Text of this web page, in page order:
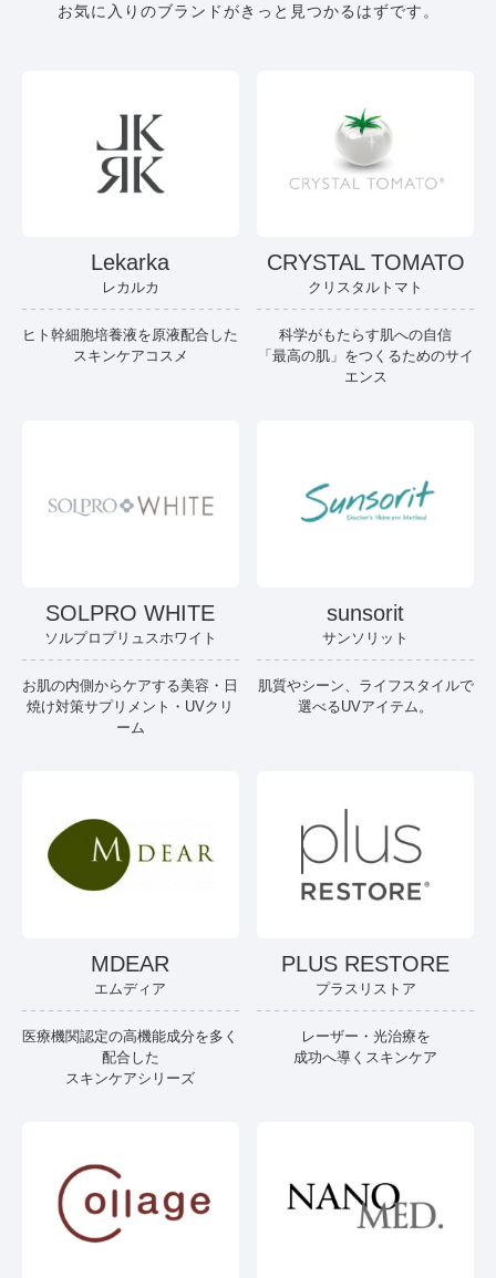
お気に入りのブランドがきっと見つかるはずです。
Lekarka
レカルカ
ヒト幹細胞培養液を原液配合した
スキンケアコスメ
CRYSTAL TOMATO
クリスタルトマト
科学がもたらす肌への自信
「最高の肌」をつくるためのサイ
エンス
SOLPRO WHITE
ソルプロプリュスホワイト
お肌の内側からケアする美容・日
焼け対策サプリメント・UVクリ
ーム
sunsorit
サンソリット
肌質やシーン、ライフスタイルで
選べるUVアイテム。
MDEAR
エムディア
医療機関認定の高機能成分を多く
配合した
スキンケアシリーズ
PLUS RESTORE
プラスリストア
レーザー・光治療を
成功へ導くスキンケア